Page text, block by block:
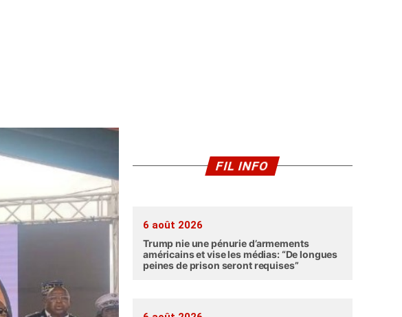
FIL INFO
6 août 2026
Trump nie une pénurie d’armements
américains et vise les médias: “De longues
peines de prison seront requises”